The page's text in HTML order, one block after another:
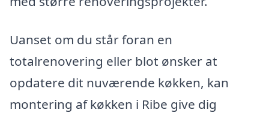
Uanset om du står foran en
totalrenovering eller blot ønsker at
opdatere dit nuværende køkken, kan
montering af køkken i Ribe give dig